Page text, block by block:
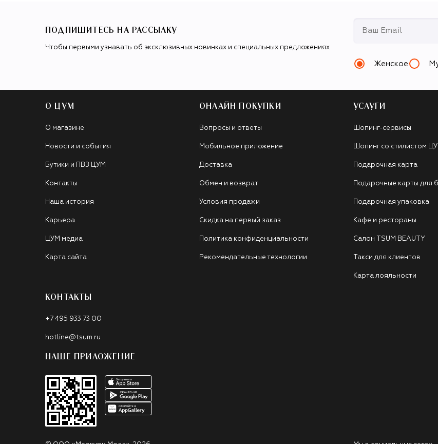
ПОДПИШИТЕСЬ НА РАССЫЛКУ
Чтобы первыми узнавать об эксклюзивных новинках и специальных предложениях
Женское
О ЦУМ
О магазине
Новости и события
Бутики и ПВЗ ЦУМ
Контакты
Наша история
Карьера
ЦУМ медиа
Карта сайта
ОНЛАЙН ПОКУПКИ
Вопросы и ответы
Мобильное приложение
Доставка
Обмен и возврат
Условия продажи
Скидка на первый заказ
Политика конфиденциальности
Рекомендательные технологии
УСЛУГИ
Шопинг-сервисы
Шопинг со стилистом
Подарочная карта
Подарочные карты для
Подарочная упаковка
Кафе и рестораны
Салон TSUM BEAUTY
Такси для клиентов
Карта лояльности
КОНТАКТЫ
+7 495 933 73 00
hotline@tsum.ru
НАШЕ ПРИЛОЖЕНИЕ